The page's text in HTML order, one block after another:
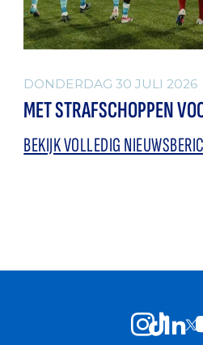
DONDERDAG 30 JULI 2026
MET STRAFSCHOPPEN
BEKIJK VOLLEDIG